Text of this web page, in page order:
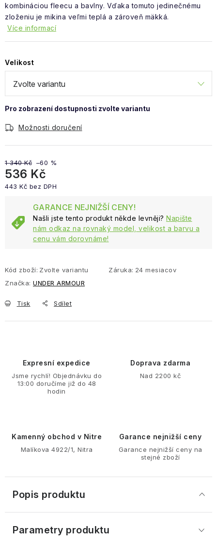
kombináciou fleecu a bavlny. Vďaka tomuto jedinečnému
zloženiu je mikina veľmi teplá a zároveň mäkká.
Více informací
Velikost
Možnosti doručení
1 340 Kč –60 %
536 Kč
443 Kč bez DPH
GARANCE NEJNIŽŠÍ CENY!
Našli jste tento produkt někde levněji? Napište
nám odkaz na rovnaký model, velikost a barvu a
cenu vám dorovnáme!
Kód zboží: Zvolte variantu Záruka: 24 mesiacov
Značka: UNDER ARMOUR
Tisk Sdílet
Expresní expedice
Jsme rychlí! Objednávku do
13:00 doručíme již do 48
hodin
Doprava zdarma
Nad 2200 kč
Kamenný obchod v Nitre
Malíkova 4922/1, Nitra
Garance nejnižší ceny
Garance nejnižší ceny na
stejné zboží
Popis produktu
Parametry produktu